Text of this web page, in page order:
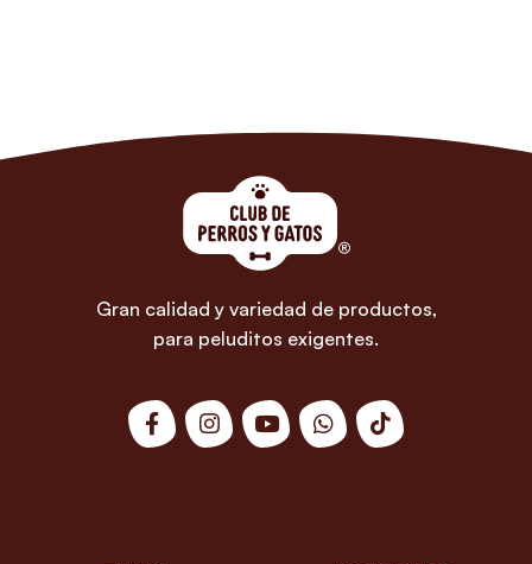
Gran calidad y variedad de productos,
para peluditos exigentes.